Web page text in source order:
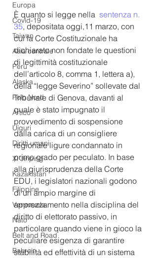
Europa
Covid-19
Taiwan
Asia centrale
Perù
Alaska
Polo Nord
Artico
Uiguri
Diritti umani
Xi Jinping
Kazakistan
Filippine
Venezuela
Nato
Belt and Road
Bahrein
È quanto si legge nella sentenza n.
35, depositata oggi,11 marzo, con
cui la Corte Costituzionale ha
dichiarato non fondate le questioni
di legittimità costituzionale
dell’articolo 8, comma 1, lettera a),
della “legge Severino” sollevate dal
Tribunale di Genova, davanti al
quale è stato impugnato il
provvedimento di sospensione
dalla carica di un consigliere
regionale ligure condannato in
primo grado per peculato. In base
alla giurisprudenza della Corte
EDU, i legislatori nazionali godono
di un ampio margine di
apprezzamento nella disciplina del
diritto di elettorato passivo, in
particolare quando viene in gioco la
peculiare esigenza di garantire
stabilità ed effettività di un sistema